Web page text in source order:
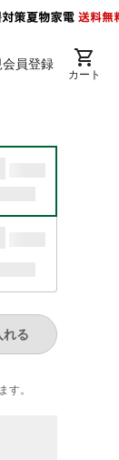
会員登録
カート
れる
す。